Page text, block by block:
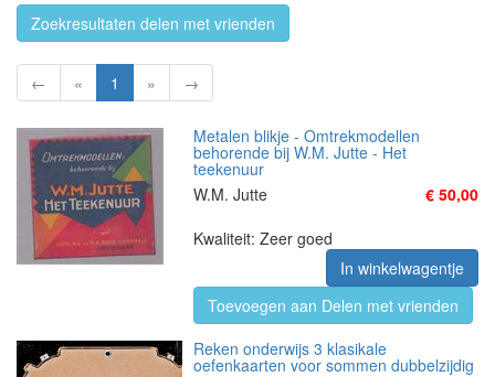
Zoekresultaten delen met vrienden
← « 1 » →
Metalen blikje - Omtrekmodellen
behorende bij W.M. Jutte - Het
teekenuur
W.M. Jutte
€ 50,00
Kwaliteit: Zeer goed
In winkelwagentje
Toevoegen aan Delen met vrienden
Reken onderwijs 3 klasikale
oefenkaarten voor sommen dubbelzijdig